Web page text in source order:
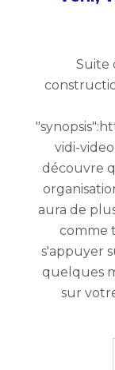
Suite
vidi-
découvre
aura de
comme
s'appuyer
quelques
sur